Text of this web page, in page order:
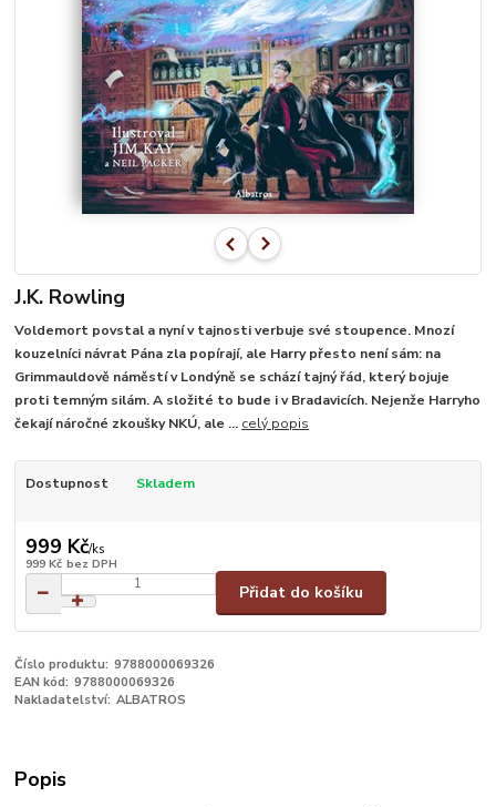
J.K. Rowling
Voldemort povstal a nyní v tajnosti verbuje své stoupence. Mnozí
kouzelníci návrat Pána zla popírají, ale Harry přesto není sám: na
Grimmauldově náměstí v Londýně se schází tajný řád, který bojuje
proti temným silám. A složité to bude i v Bradavicích. Nejenže Harryho
čekají náročné zkoušky NKÚ, ale ... celý popis
Dostupnost Skladem
999 Kč/ks
999 Kč bez DPH
Přidat do košíku
Číslo produktu: 9788000069326
EAN kód: 9788000069326
Nakladatelství: ALBATROS
Popis